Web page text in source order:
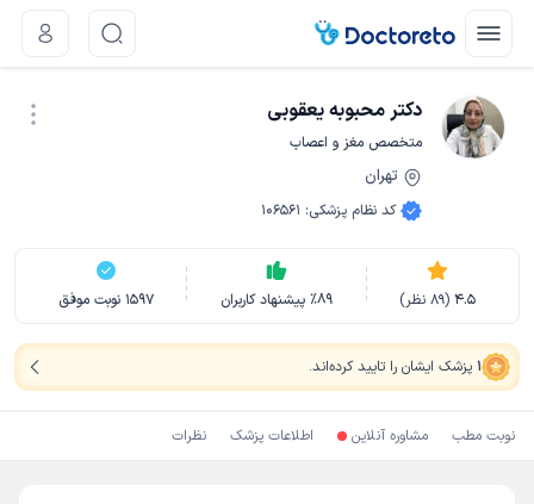
دکتر محبوبه یعقوبی
متخصص مغز و اعصاب
تهران
کد نظام پزشکی:
106561
4.5
(
89نظر) ٪89 پیشنهاد کاربران 1597 نوبت موفق
1 پزشک ایشان را تایید کرده‌اند.
نوبت مطب مشاوره آنلاین اطلاعات پزشک نظرات